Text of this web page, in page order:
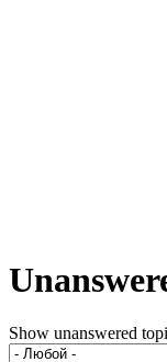
Show unanswered